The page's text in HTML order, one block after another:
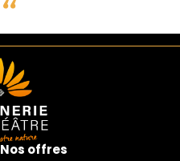
Nos offres